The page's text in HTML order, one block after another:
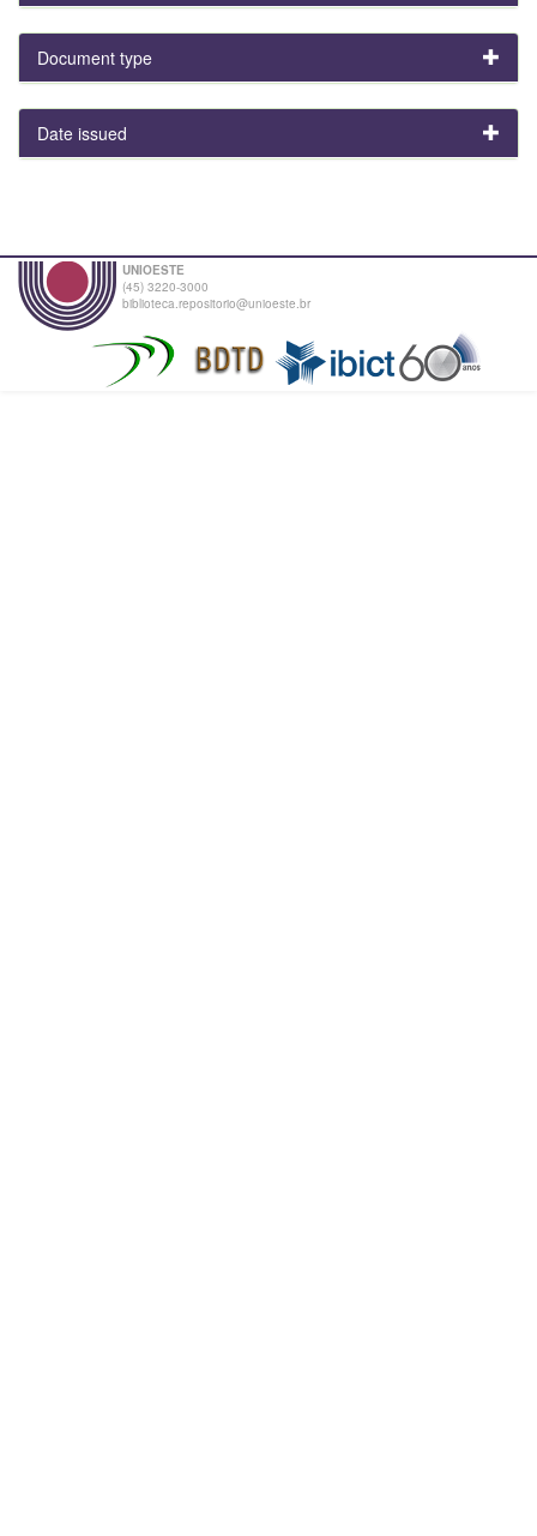
Document type
Date issued
UNIOESTE
(45) 3220-3000
biblioteca.repositorio@unioeste.br